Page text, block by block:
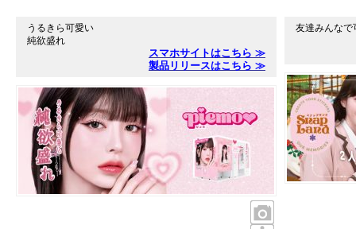
うるきら可愛い
純欲盛れ
スマホサイトはこちら ≫
製品リリースはこちら ≫
友達みんな